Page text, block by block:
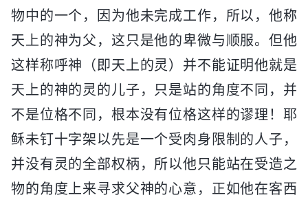
物中的一个，因为他未完成工作，所以，他称
天上的神为父，这只是他的卑微与顺服。但他
这样称呼神（即天上的灵）并不能证明他就是
天上的神的灵的儿子，只是站的角度不同，并
不是位格不同，根本没有位格这样的谬理！耶
稣未钉十字架以先是一个受肉身限制的人子，
并没有灵的全部权柄，所以他只能站在受造之
物的角度上来寻求父神的心意，正如他在客西